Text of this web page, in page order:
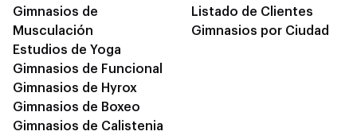
Gimnasios de
Musculación
Estudios de Yoga
Gimnasios de Funcional
Gimnasios de Hyrox
Gimnasios de Boxeo
Gimnasios de Calistenia
Listado de Clientes
Gimnasios por Ciudad